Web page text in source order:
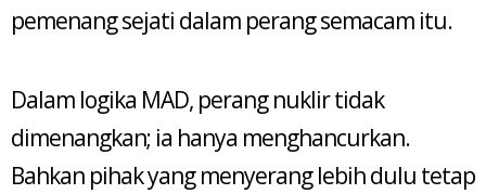
pemenang sejati dalam perang semacam itu.
Dalam logika MAD, perang nuklir tidak
dimenangkan; ia hanya menghancurkan.
Bahkan pihak yang menyerang lebih dulu tetap